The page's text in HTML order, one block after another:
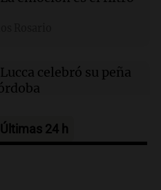
según estudio
nivel más bajo en 90
crisis hídrica en EE.UU.
celebró su peña
en Mendoza:
puente
Últimas 24 h